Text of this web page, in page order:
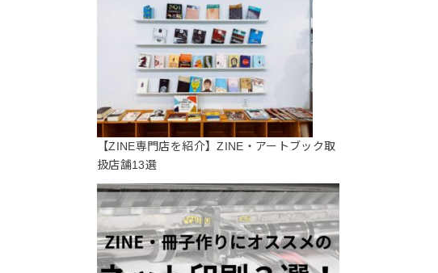
【ZINE専門店を紹介】ZINE・アートブック取
扱店舗13選